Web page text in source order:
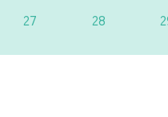
27 28